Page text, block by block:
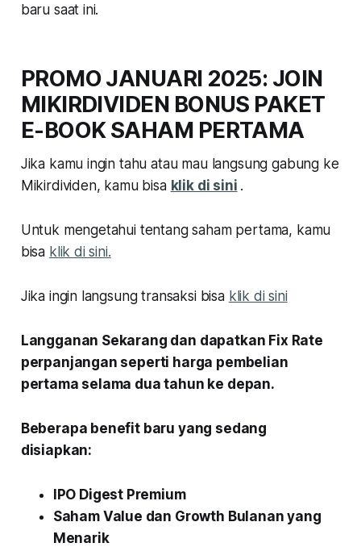
baru saat ini.
PROMO JANUARI 2025: JOIN
MIKIRDIVIDEN BONUS PAKET
E-BOOK SAHAM PERTAMA
Jika kamu ingin tahu atau mau langsung gabung ke
Mikirdividen, kamu bisa klik di sini .
Untuk mengetahui tentang saham pertama, kamu
bisa klik di sini.
Jika ingin langsung transaksi bisa klik di sini
Langganan Sekarang dan dapatkan Fix Rate
perpanjangan seperti harga pembelian
pertama selama dua tahun ke depan.
Beberapa benefit baru yang sedang
disiapkan:
IPO Digest Premium
Saham Value dan Growth Bulanan yang
Menarik